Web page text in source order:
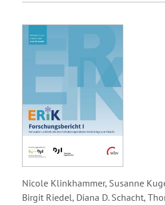
Nicole Klinkhammer, Susanne
Birgit Riedel, Diana D. Schacht,